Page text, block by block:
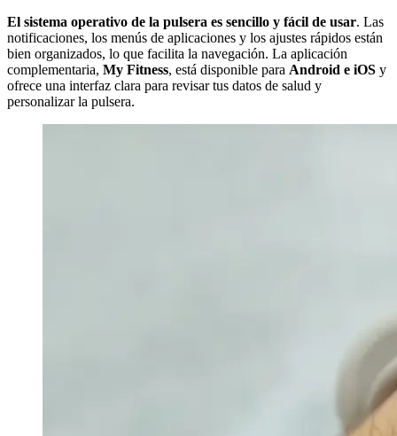
El sistema operativo de la pulsera es sencillo y fácil de usar. Las
notificaciones, los menús de aplicaciones y los ajustes rápidos están
bien organizados, lo que facilita la navegación. La aplicación
complementaria, My Fitness, está disponible para Android e iOS y
ofrece una interfaz clara para revisar tus datos de salud y
personalizar la pulsera.